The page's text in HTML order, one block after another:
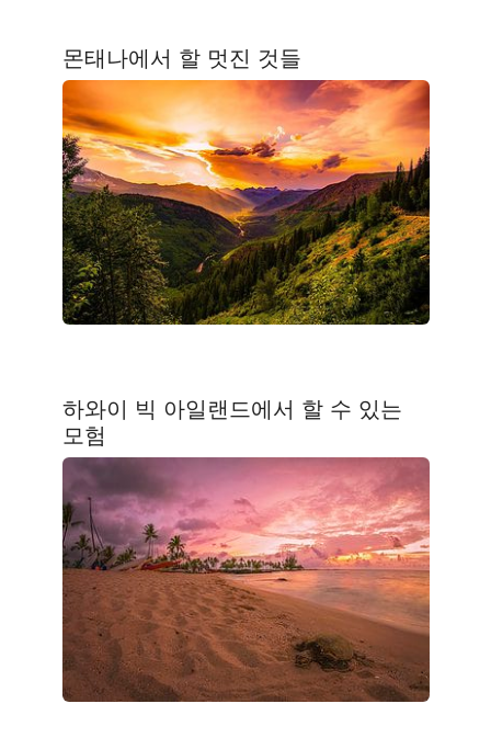
몬태나에서 할 멋진 것들
하와이 빅 아일랜드에서 할 수 있는
모험